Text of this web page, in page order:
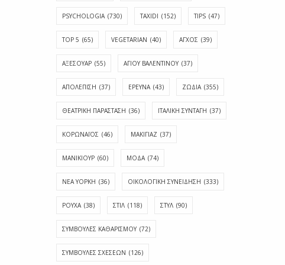
PSYCHOLOGIA (730) TAXIDI (152) TIPS (47)
TOP 5 (65) VEGETARIAN (40) ΑΓΧΟΣ (39)
ΑΞΕΣΟΥΑΡ (55) ΑΓΊΟΥ ΒΑΛΕΝΤΊΝΟΥ (37)
ΑΠΟΛΈΠΙΣΗ (37) ΕΡΕΥΝΑ (43) ΖΩΔΙΑ (355)
ΘΕΑΤΡΙΚΗ ΠΑΡΑΣΤΑΣΗ (36) ΙΤΑΛΙΚΗ ΣΥΝΤΑΓΗ (37)
ΚΟΡΩΝΑΪΟΣ (46) ΜΑΚΙΓΙΑΖ (37)
ΜΑΝΙΚΙΟΥΡ (60) ΜΟΔΑ (74)
ΝΕΑ ΥΟΡΚΗ (36) ΟΙΚΟΛΟΓΙΚΗ ΣΥΝΕΙΔΗΣΗ (333)
ΡΟΥΧΑ (38) ΣΤΙΛ (118) ΣΤΥΛ (90)
ΣΥΜΒΟΥΛΕΣ ΚΑΘΑΡΙΣΜΟΥ (72)
ΣΥΜΒΟΥΛΕΣ ΣΧΕΣΕΩΝ (126)